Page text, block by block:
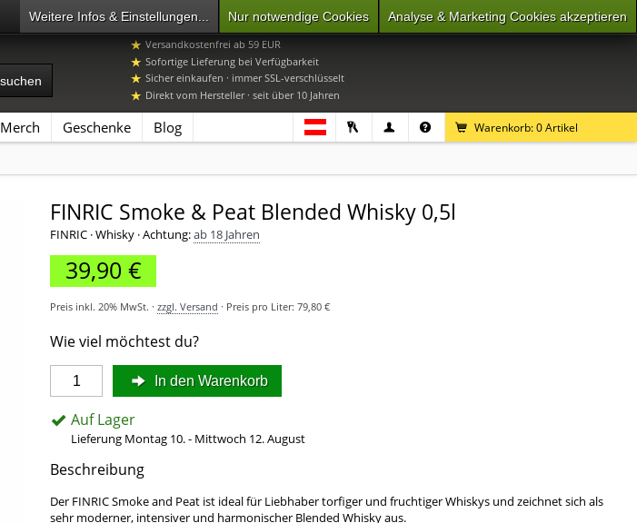
Warenkorb:0Artikel
Merch Geschenke Blog
+49 7392 96649-0 Mo-Do 9-16 Uhr, Fr 9-15 Uhr
Versandkostenfrei ab 59 EUR
Sofortige Lieferung bei Verfügbarkeit
Sicher einkaufen · immer SSL-verschlüsselt
Direkt vom Hersteller · seit über 10 Jahren
FINRIC Smoke & Peat Blended Whisky 0,5l
FINRIC · Whisky ·Achtung:ab 18 Jahren
39,90 €
Preis inkl. 20% MwSt. · zzgl. Versand · Preis pro Liter: 79,80 €
Wie viel möchtest du?
In den Warenkorb
Auf Lager
Lieferung Montag 10. - Mittwoch 12. August
Beschreibung
Der FINRIC Smoke and Peat ist ideal für Liebhaber torfiger und fruchtiger Whiskys und zeichnet sich als
sehr moderner, intensiver und harmonischer Blended Whisky aus.
Analyse & Marketing Cookies akzeptieren
Nur notwendige Cookies
Weitere Infos & Einstellungen...